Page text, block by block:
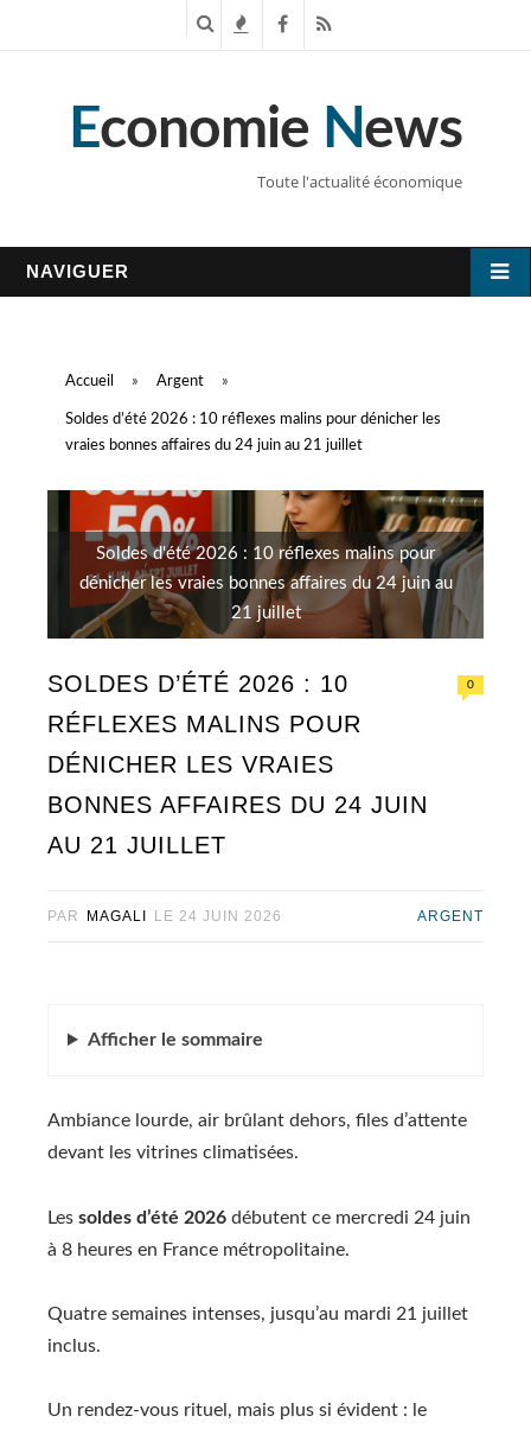
c n
s
F
c
R
S
Economie News
Toute l'actualité économique
NAVIGUER
Accueil » Argent »
Soldes d’été 2026 : 10 réflexes malins pour dénicher les
vraies bonnes affaires du 24 juin au 21 juillet
Soldes d'été 2026 : 10 réflexes malins pour
dénicher les vraies bonnes affaires du 24 juin au
21 juillet
SOLDES D’ÉTÉ 2026 : 10
RÉFLEXES MALINS POUR
DÉNICHER LES VRAIES
BONNES AFFAIRES DU 24 JUIN
AU 21 JUILLET
0
PAR MAGALI LE 24 JUIN 2026 ARGENT
Afficher le sommaire
Ambiance lourde, air brûlant dehors, files d’attente
devant les vitrines climatisées.
Les soldes d’été 2026 débutent ce mercredi 24 juin
à 8 heures en France métropolitaine.
Quatre semaines intenses, jusqu’au mardi 21 juillet
inclus.
Un rendez-vous rituel, mais plus si évident : le